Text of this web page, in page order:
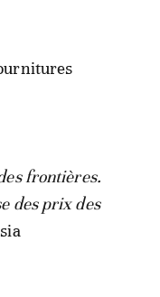
frontières.
des prix des